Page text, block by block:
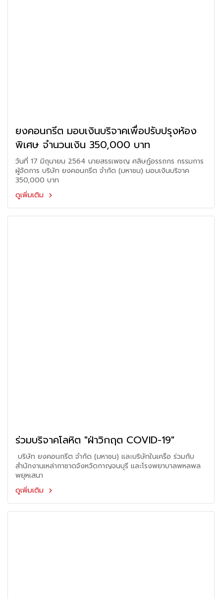
ยงคอนกรีต มอบเงินบริจาคเพื่อปรับปรุงห้อง
พิเศษ จำนวนเงิน 350,000 บาท
วันที่ 17 มิถุนายน 2564 นายสรรเพชญ ศลิษฏ์อรรถกร กรรมการ
ผู้จัดการ บริษัท ยงคอนกรีต จำกัด (มหาชน) มอบเงินบริจาค
350,000 บาท
ดูเพิ่มเติม
ร่วมบริจาคโลหิต "ฝ่าวิกฤต COVID-19"
บริษัท ยงคอนกรีต จำกัด (มหาชน) และบริษัทในเครือ ร่วมกับ
สำนักงานเหล่ากาชาดจังหวัดกาญจนบุรี และโรงพยาบาลพหลพล
พยุหเสนา
ดูเพิ่มเติม